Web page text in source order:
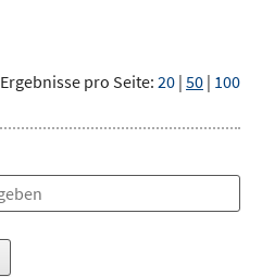
Ergebnisse pro Seite: 20 | 50 | 100